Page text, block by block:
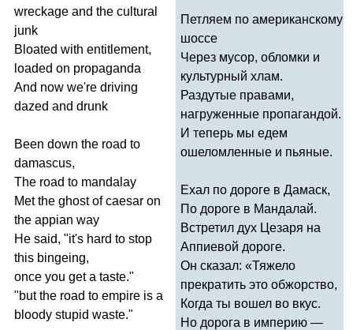
wreckage and the cultural
junk
Bloated with entitlement,
loaded on propaganda
And now we're driving
dazed and drunk
Been down the road to
damascus,
The road to mandalay
Met the ghost of caesar on
the appian way
He said, "it's hard to stop
this bingeing,
once you get a taste."
"but the road to empire is a
bloody stupid waste."
Петляем по американскому
шоссе
Через мусор, обломки и
культурный хлам.
Раздутые правами,
нагруженные пропагандой.
И теперь мы едем
ошеломленные и пьяные.
Ехал по дороге в Дамаск,
По дороге в Мандалай.
Встретил дух Цезаря на
Аппиевой дороге.
Он сказал: «Тяжело
прекратить это обжорство,
Когда ты вошел во вкус.
Но дорога в империю —